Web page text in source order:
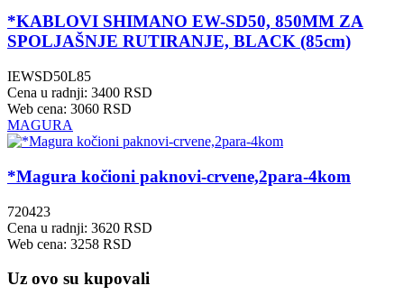
*KABLOVI SHIMANO EW-SD50, 850MM ZA
SPOLJAŠNJE RUTIRANJE, BLACK (85cm)
IEWSD50L85
Cena u radnji: 3400 RSD
Web cena: 3060 RSD
MAGURA
*Magura kočioni paknovi-crvene,2para-4kom
720423
Cena u radnji: 3620 RSD
Web cena: 3258 RSD
Uz ovo su kupovali